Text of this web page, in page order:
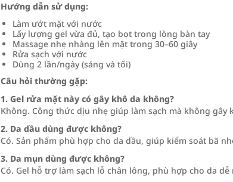
Hướng dẫn sử dụng:
Làm ướt mặt với nước
Lấy lượng gel vừa đủ, tạo bọt trong lòng bàn tay
Massage nhẹ nhàng lên mặt trong 30–60 giây
Rửa sạch với nước
Dùng 2 lần/ngày (sáng và tối)
Câu hỏi thường gặp:
1. Gel rửa mặt này có gây khô da không?
Không. Công thức dịu nhẹ giúp làm sạch mà không gây
2. Da dầu dùng được không?
Có. Sản phẩm phù hợp cho da dầu, giúp kiểm soát bã
3. Da mụn dùng được không?
Có. Gel hỗ trợ làm sạch lỗ chân lông, phù hợp cho da dễ